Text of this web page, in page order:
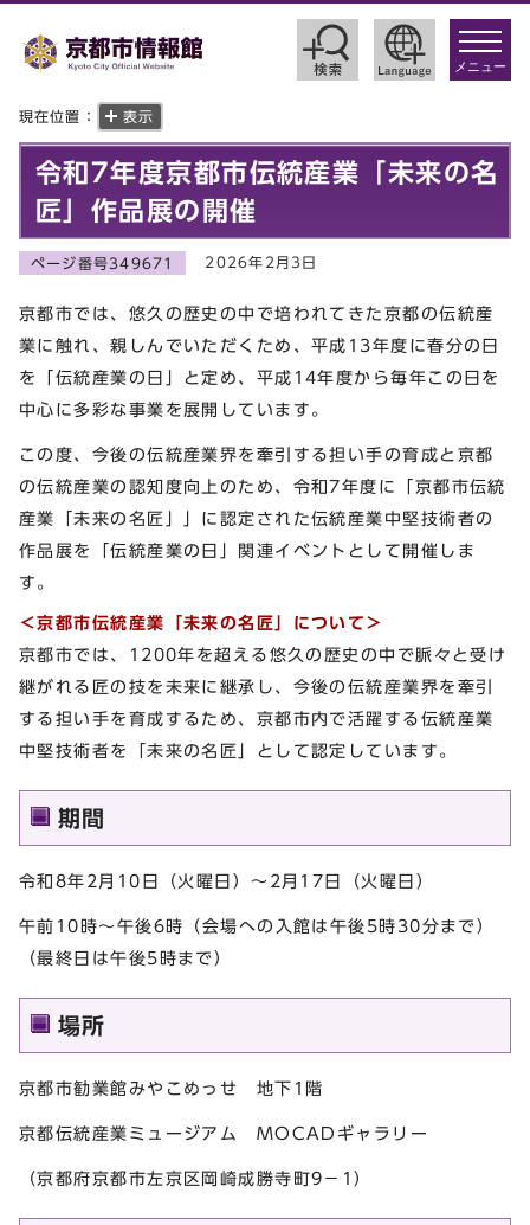
toggle
メニュー
現在位置： 表示
令和7年度京都市伝統産業「未来の名
匠」作品展の開催
ページ番号349671 2026年2月3日
京都市では、悠久の歴史の中で培われてきた京都の伝統産
業に触れ、親しんでいただくため、平成13年度に春分の日
を「伝統産業の日」と定め、平成14年度から毎年この日を
中心に多彩な事業を展開しています。
この度、今後の伝統産業界を牽引する担い手の育成と京都
の伝統産業の認知度向上のため、令和7年度に「京都市伝統
産業「未来の名匠」」に認定された伝統産業中堅技術者の
作品展を「伝統産業の日」関連イベントとして開催しま
す。
＜京都市伝統産業「未来の名匠」について＞
京都市では、1200年を超える悠久の歴史の中で脈々と受け
継がれる匠の技を未来に継承し、今後の伝統産業界を牽引
する担い手を育成するため、京都市内で活躍する伝統産業
中堅技術者を「未来の名匠」として認定しています。
期間
令和8年2月10日（火曜日）～2月17日（火曜日）
午前10時～午後6時（会場への入館は午後5時30分まで）
（最終日は午後5時まで）
場所
京都市勧業館みやこめっせ 地下1階
京都伝統産業ミュージアム MOCADギャラリー
（京都府京都市左京区岡崎成勝寺町9−1）